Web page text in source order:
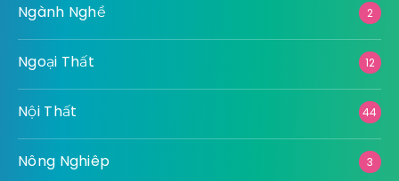
Ngành Nghề 2
Ngoại Thất 12
Nội Thất 44
Nông Nghiêp 3